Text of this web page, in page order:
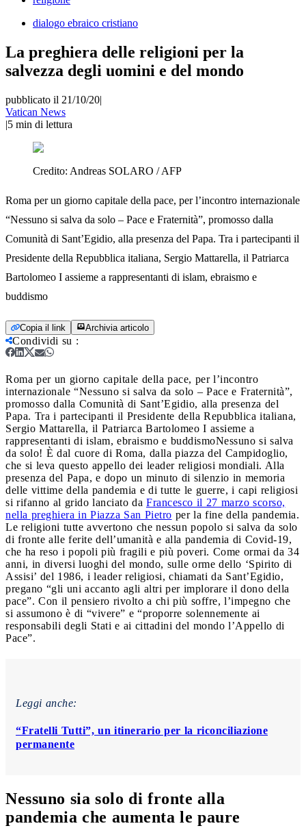
dialogo ebraico cristiano
La preghiera delle religioni per la
salvezza degli uomini e del mondo
pubblicato il 21/10/20|
Vatican News
|5 min di lettura
Credito: Andreas SOLARO / AFP
Roma per un giorno capitale della pace, per l’incontro internazionale
“Nessuno si salva da solo – Pace e Fraternità”, promosso dalla
Comunità di Sant’Egidio, alla presenza del Papa. Tra i partecipanti il
Presidente della Repubblica italiana, Sergio Mattarella, il Patriarca
Bartolomeo I assieme a rappresentanti di islam, ebraismo e
buddismo
Copia il link Archivia articolo
Condividi su :
Roma per un giorno capitale della pace, per l’incontro
internazionale “Nessuno si salva da solo – Pace e Fraternità”,
promosso dalla Comunità di Sant’Egidio, alla presenza del
Papa. Tra i partecipanti il Presidente della Repubblica italiana,
Sergio Mattarella, il Patriarca Bartolomeo I assieme a
rappresentanti di islam, ebraismo e buddismoNessuno si salva
da solo! È dal cuore di Roma, dalla piazza del Campidoglio,
che si leva questo appello dei leader religiosi mondiali. Alla
presenza del Papa, e dopo un minuto di silenzio in memoria
delle vittime della pandemia e di tutte le guerre, i capi religiosi
si rifanno al grido lanciato da Francesco il 27 marzo scorso,
nella preghiera in Piazza San Pietro per la fine della pandemia.
Le religioni tutte avvertono che nessun popolo si salva da solo
di fronte alle ferite dell’umanità e alla pandemia di Covid-19,
che ha reso i popoli più fragili e più poveri. Come ormai da 34
anni, in diversi luoghi del mondo, sulle orme dello ‘Spirito di
Assisi’ del 1986, i leader religiosi, chiamati da Sant’Egidio,
pregano “gli uni accanto agli altri per implorare il dono della
pace”. Con il pensiero rivolto a chi più soffre, l’impegno che
si assumono è di “vivere” e “proporre solennemente ai
responsabili degli Stati e ai cittadini del mondo l’Appello di
Pace”.
Leggi anche:
“Fratelli Tutti”, un itinerario per la riconciliazione
permanente
Nessuno sia solo di fronte alla
pandemia che aumenta le paure